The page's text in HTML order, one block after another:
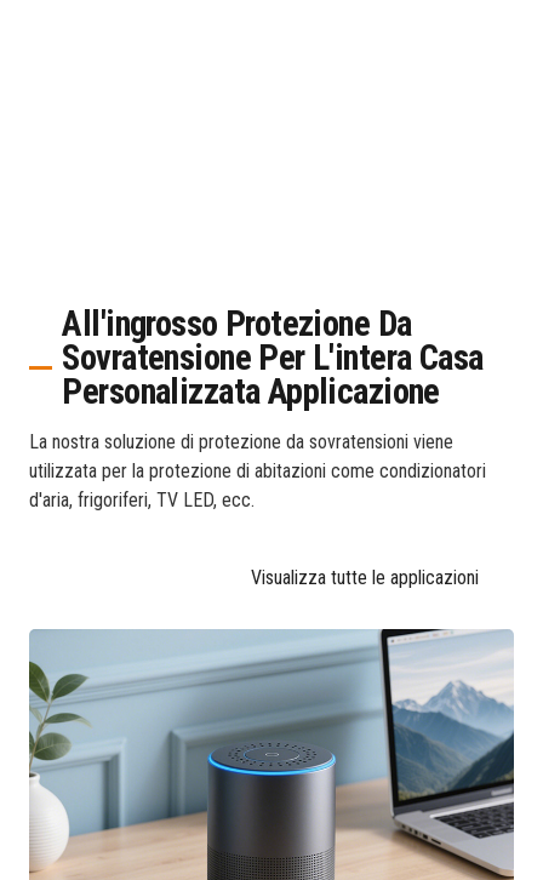
All'ingrosso Protezione Da
Sovratensione Per L'intera Casa
Personalizzata Applicazione
La nostra soluzione di protezione da sovratensioni viene
utilizzata per la protezione di abitazioni come condizionatori
d'aria, frigoriferi, TV LED, ecc.
Visualizza tutte le applicazioni